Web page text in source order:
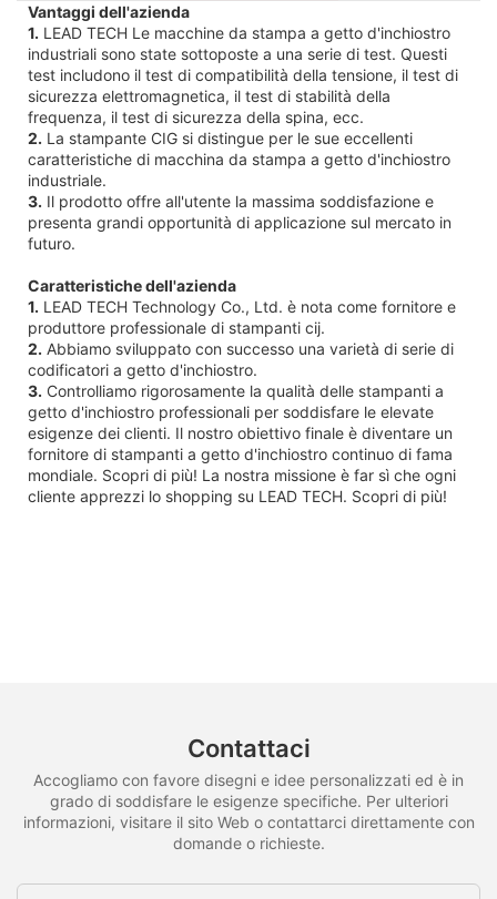
Vantaggi dell'azienda
1. LEAD TECH Le macchine da stampa a getto d'inchiostro
industriali sono state sottoposte a una serie di test. Questi
test includono il test di compatibilità della tensione, il test di
sicurezza elettromagnetica, il test di stabilità della
frequenza, il test di sicurezza della spina, ecc.
2. La stampante CIG si distingue per le sue eccellenti
caratteristiche di macchina da stampa a getto d'inchiostro
industriale.
3. Il prodotto offre all'utente la massima soddisfazione e
presenta grandi opportunità di applicazione sul mercato in
futuro.
Caratteristiche dell'azienda
1. LEAD TECH Technology Co., Ltd. è nota come fornitore e
produttore professionale di stampanti cij.
2. Abbiamo sviluppato con successo una varietà di serie di
codificatori a getto d'inchiostro.
3. Controlliamo rigorosamente la qualità delle stampanti a
getto d'inchiostro professionali per soddisfare le elevate
esigenze dei clienti. Il nostro obiettivo finale è diventare un
fornitore di stampanti a getto d'inchiostro continuo di fama
mondiale. Scopri di più! La nostra missione è far sì che ogni
cliente apprezzi lo shopping su LEAD TECH. Scopri di più!
Contattaci
Accogliamo con favore disegni e idee personalizzati ed è in
grado di soddisfare le esigenze specifiche. Per ulteriori
informazioni, visitare il sito Web o contattarci direttamente con
domande o richieste.